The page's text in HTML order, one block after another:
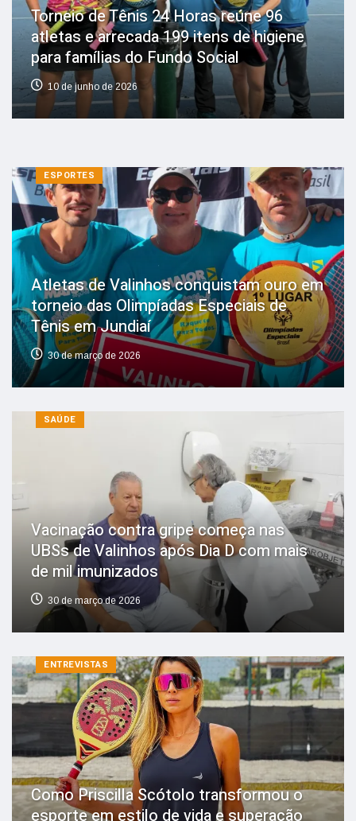
Torneio de Tênis 24 Horas reúne 96
atletas e arrecada 199 itens de higiene
para famílias do Fundo Social
10 de junho de 2026
ESPORTES
Atletas de Valinhos conquistam ouro em
torneio das Olimpíadas Especiais de
Tênis em Jundiaí
30 de março de 2026
SAÚDE
Vacinação contra gripe começa nas
UBSs de Valinhos após Dia D com mais
de mil imunizados
30 de março de 2026
ENTREVISTAS
Como Priscilla Scótolo transformou o
esporte em estilo de vida e superação